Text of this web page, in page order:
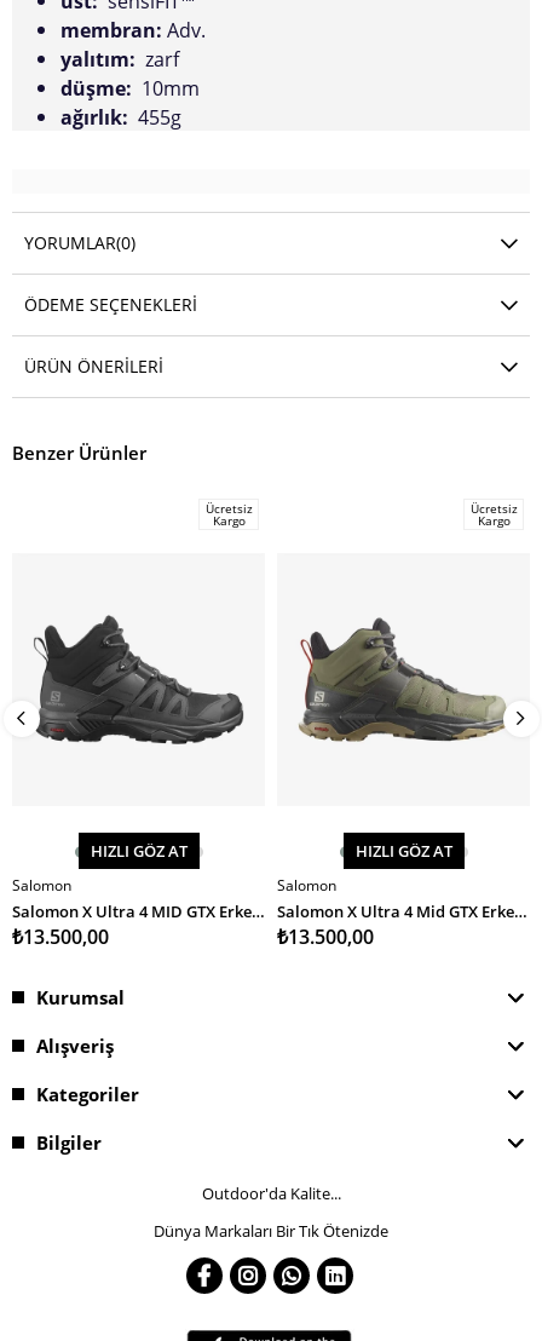
membran: Adv.
yalıtım: zarf
düşme: 10mm
ağırlık: 455g
YORUMLAR(0)
ÖDEME SEÇENEKLERI
ÜRÜN ÖNERILERI
Benzer Ürünler
SEPETE EKLE
Ücretsiz
Kargo
HIZLI GÖZ AT
Salomon
Salomon X Ultra 4 MID GTX Erkek Bot
₺13.500,00
SEPETE EKLE
Ücretsiz
Kargo
HIZLI GÖZ AT
Salomon
Salomon X Ultra 4 Mid GTX Erkek Bot
₺13.500,00
Kurumsal
Alışveriş
Kategoriler
Bilgiler
Outdoor'da Kalite...
Dünya Markaları Bir Tık Ötenizde